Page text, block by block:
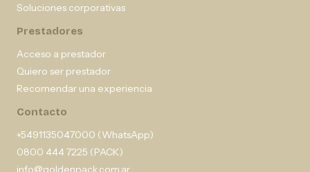
Soluciones corporativas
Prestadores
Acceso a prestador
Quiero ser prestador
Recomendar una experiencia
Contacto
+5491135047000 (WhatsApp)
0800 444 7225 (PACK)
info@goldenpack.com.ar